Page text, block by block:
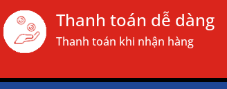
Thanh toán dễ dàng
Thanh toán khi nhận hàng